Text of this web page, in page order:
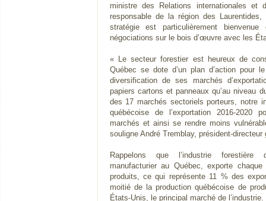
ministre des Relations internationales et
responsable de la région des
stratégie est particulièrement
négociations sur le bois d’œuvre avec les
« Le secteur forestier est heureux de
Québec se dote d’un plan d’action pour
diversification de ses marchés
papiers cartons et panneaux qu’au niveau
des 17 marchés sectoriels porteurs, notre
québécoise de l’exportation 2016-2020
marchés et ainsi se rendre moins
souligne André Tremblay, président-directeur
Rappelons que l’industrie forestière
manufacturier au Québec, exporte
produits, ce qui représente 11 % des
moitié de la production québécoise de
États-Unis, le principal marché de l’industrie.